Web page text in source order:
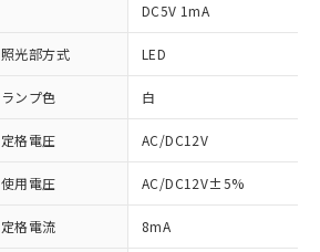
DC5V 1mA
照光部方式 LED
ランプ色 白
定格電圧 AC/DC12V
使用電圧 AC/DC12V±5%
定格電流 8mA